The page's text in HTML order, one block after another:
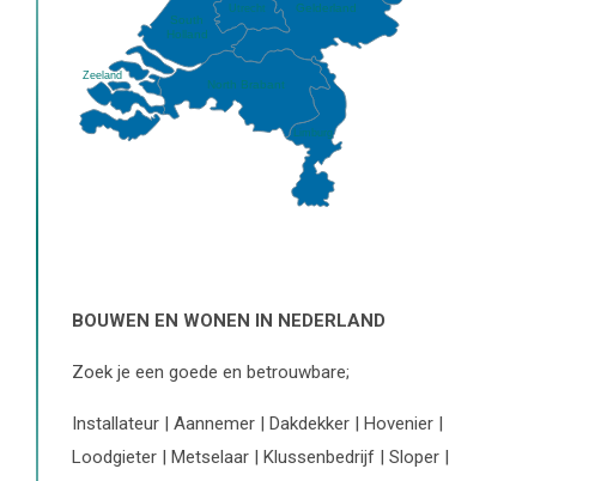
Gelderland
Limburg
North Brabant
South
Holland
Utrecht
Zeeland
BOUWEN EN WONEN IN NEDERLAND
Zoek je een goede en betrouwbare;
Installateur | Aannemer | Dakdekker | Hovenier |
Loodgieter | Metselaar | Klussenbedrijf | Sloper |